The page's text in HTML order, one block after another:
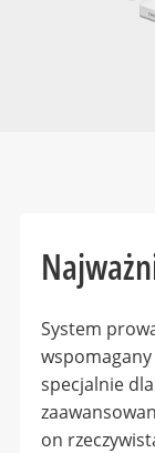
System
specjalnie
on